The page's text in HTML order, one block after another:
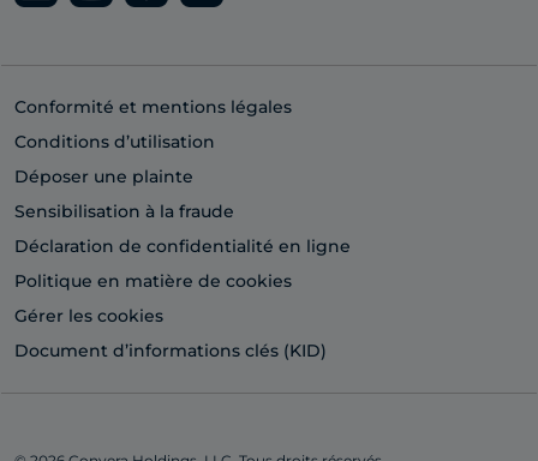
Conformité et mentions légales
Conditions d’utilisation
Déposer une plainte
Sensibilisation à la fraude
Déclaration de confidentialité en ligne
Politique en matière de cookies
Gérer les cookies
Document d’informations clés (KID)